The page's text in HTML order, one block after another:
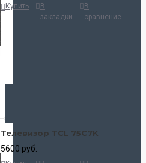
Купить
В
закладки
В
сравнение
Телевизор TCL 75C7K
5600 руб.